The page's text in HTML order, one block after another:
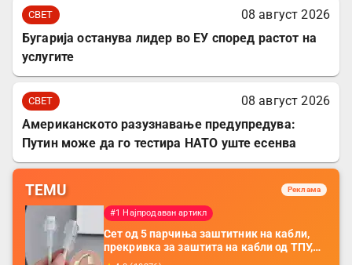
СВЕТ
08 август 2026
Бугарија останува лидер во ЕУ според растот на
услугите
СВЕТ
08 август 2026
Американското разузнавање предупредува:
Путин може да го тестира НАТО уште есенва
TEMU Реклама
#1 Најпродаван артикл
Сет од 5 парчиња заштитник на кабли,
прекривка за заштита на кабли од ТПУ,
додатоци за заштита на кабли, без